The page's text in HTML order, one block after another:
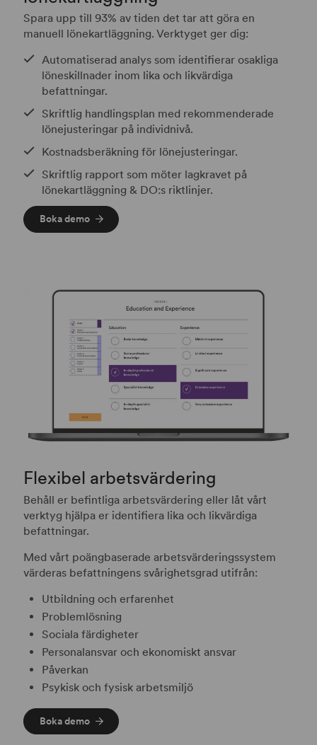
Spara upp till 93% av tiden det tar att göra en
manuell lönekartläggning. Verktyget ger dig:
Automatiserad analys som identifierar osakliga
löneskillnader inom lika och likvärdiga
befattningar.
Skriftlig handlingsplan med rekommenderade
lönejusteringar på individnivå.
Kostnadsberäkning för lönejusteringar.
Skriftlig rapport som möter lagkravet på
lönekartläggning & DO:s riktlinjer.
Boka demo
Flexibel arbetsvärdering
Behåll er befintliga arbetsvärdering eller låt vårt
verktyg hjälpa er identifiera lika och likvärdiga
befattningar.
Med vårt poängbaserade arbetsvärderingssystem
värderas befattningens svårighetsgrad utifrån:
Utbildning och erfarenhet
Problemlösning
Sociala färdigheter
Personalansvar och ekonomiskt ansvar
Påverkan
Psykisk och fysisk arbetsmiljö
Boka demo